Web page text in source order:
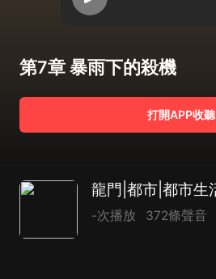
第7章 暴雨下的殺機
打開APP收聽
-次播放 372條聲音